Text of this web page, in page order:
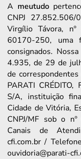
A meutudo
CNPJ
Virgílio Távora, nº
60170-250, uma
consignados.
4.935, de 29 de
de
PARATI CRÉDITO,
S/A, instituição
Cidade de Vitória,
CNPJ/MF sob o
Canais de
cfi.com.br /
ouvidoria@parati-